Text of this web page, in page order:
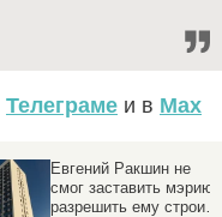
Телеграме и в Max
Евгений Ракшин не
смог заставить мэрию
разрешить ему строить